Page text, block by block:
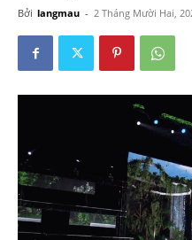
Bởi langmau - 2 Tháng Mười Hai,